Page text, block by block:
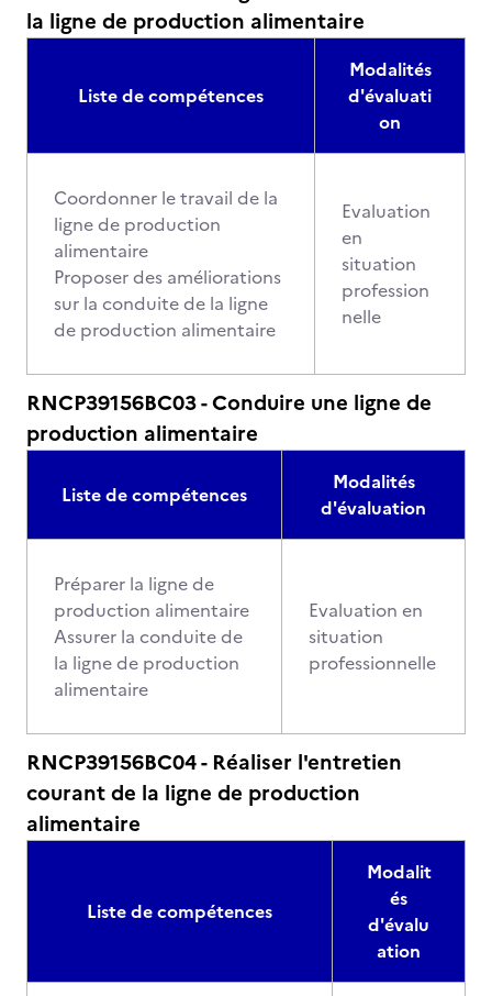
la ligne de production alimentaire
Liste de compétences
Modalités
d'évaluati
on
Coordonner le travail de la
ligne de production
alimentaire
Proposer des améliorations
sur la conduite de la ligne
de production alimentaire
Evaluation
en
situation
profession
nelle
RNCP39156BC03 - Conduire une ligne de
production alimentaire
Liste de compétences
Modalités
d'évaluation
Préparer la ligne de
production alimentaire
Assurer la conduite de
la ligne de production
alimentaire
Evaluation en
situation
professionnelle
RNCP39156BC04 - Réaliser l'entretien
courant de la ligne de production
alimentaire
Liste de compétences
Modalit
és
d'évalu
ation